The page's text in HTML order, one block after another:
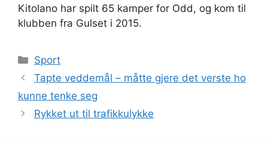
Kitolano har spilt 65 kamper for Odd, og kom til
klubben fra Gulset i 2015.
Kategorier
Sport
Tapte veddemål – måtte gjere det verste ho
kunne tenke seg
Rykket ut til trafikkulykke